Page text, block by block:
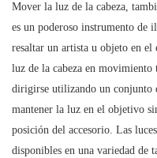
Mover la luz de la cabeza,
es un poderoso instrumento de
resaltar un artista u objeto en
luz de la cabeza en movimiento
dirigirse utilizando un conjunto
mantener la luz en el objetivo
posición del accesorio. Las
disponibles en una variedad de